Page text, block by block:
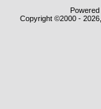
Copyright ©2000 -